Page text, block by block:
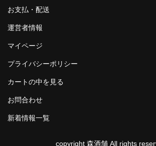
お支払・配送
運営者情報
マイページ
プライバシーポリシー
カートの中を見る
お問合わせ
新着情報一覧
copyright 森酒舗 All rights